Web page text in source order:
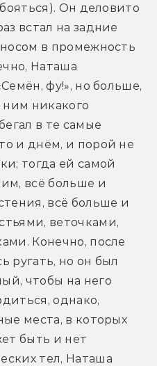
Он деловито
встал на задние
в промежность
Наташа
фу!», но больше,
ним никакого
в те самые
и днём, и порой не
тогда ей самой
всё больше и
всё больше и
веточками,
Конечно, после
ругать, но он был
чтобы на него
однако,
места, в которых
быть и нет
тел, Наташа